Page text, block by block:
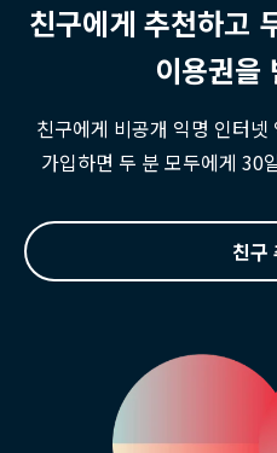
친구에게 추천하고
이용권을
친구에게 비공개 익명 인터
가입하면 두 분 모두에게 30
친구